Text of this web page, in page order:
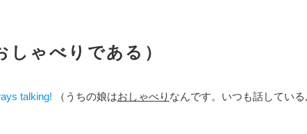
ゃべりである）
talking! （うちの娘はおしゃべり なんです。いつも話してい